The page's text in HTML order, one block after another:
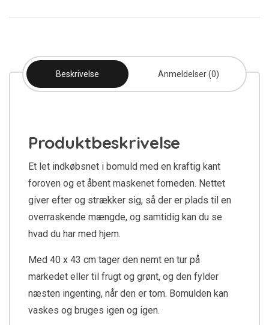
Beskrivelse Anmeldelser (0)
Produktbeskrivelse
Et let indkøbsnet i bomuld med en kraftig kant
foroven og et åbent maskenet forneden. Nettet
giver efter og strækker sig, så der er plads til en
overraskende mængde, og samtidig kan du se
hvad du har med hjem.
Med 40 x 43 cm tager den nemt en tur på
markedet eller til frugt og grønt, og den fylder
næsten ingenting, når den er tom. Bomulden kan
vaskes og bruges igen og igen.